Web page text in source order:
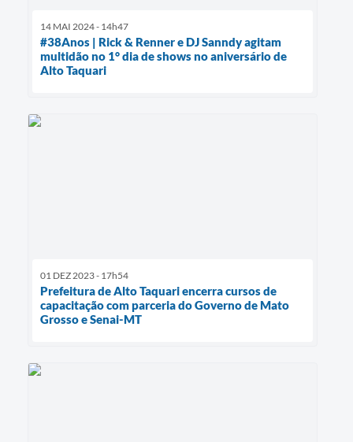
14 MAI 2024 - 14h47
#38Anos | Rick & Renner e DJ Sanndy agitam
multidão no 1° dia de shows no aniversário de
Alto Taquari
01 DEZ 2023 - 17h54
Prefeitura de Alto Taquari encerra cursos de
capacitação com parceria do Governo de Mato
Grosso e Senai-MT